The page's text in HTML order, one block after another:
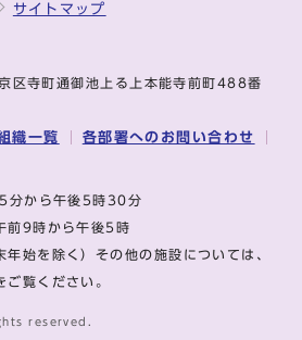
サイトマップ
寺町通御池上る上本能寺前町488番
織一覧 各部署へのお問い合わせ
分から午後5時30分
前9時から午後5時
年始を除く）その他の施設については、
ご覧ください。
reserved.